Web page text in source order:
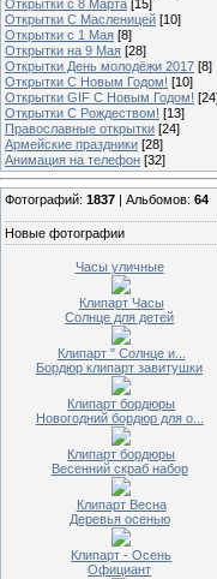
Открытки с 8 Марта [15]
Открытки С Масленицей [10]
Открытки с 1 Мая [8]
Открытки на 9 Мая [28]
Открытки День молодёжи 2017 [8]
Открытки С Новым Годом! [10]
Открытки GIF С Новым Годом!
Открытки С Рождеством! [13]
Православные открытки [24]
Армейские праздники [28]
Анимация на телефон [32]
Фотографий: 1837 | Альбомов: 64
Новые фотографии
Часы уличные
Клипарт Часы
Солнце для детей
Клипарт " Солнце и...
Бордюр клипарт завитушки
Клипарт бордюры
Новогодний бордюр для о...
Клипарт бордюры
Весенний скраб набор
Клипарт Весна
Деревья осенью
Клипарт - Осень
Официант